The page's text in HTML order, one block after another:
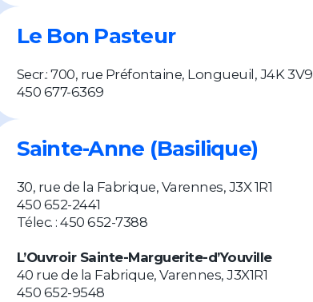
Le Bon Pasteur
Secr.: 700, rue Préfontaine, Longueuil, J4K 3V9
450 677-6369
Sainte-Anne (Basilique)
30, rue de la Fabrique, Varennes, J3X 1R1
450 652-2441
Télec. : 450 652-7388
L’Ouvroir Sainte-Marguerite-d’Youville
40 rue de la Fabrique, Varennes, J3X1R1
450 652-9548